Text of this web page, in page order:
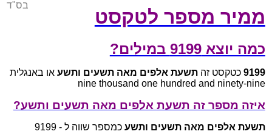
ממיר מספר לטקסט
בס"ד
כמה יוצא 9199 במילים?
9199 כטקסט זהתשעת אלפים מאה תשעים ותשע או באנגלית
nine thousand one hundred and ninety-nine
איזה מספר זה תשעת אלפים מאה תשעים ותשע?
תשעת אלפים מאה תשעים ותשע כמספר שווה ל - 9199